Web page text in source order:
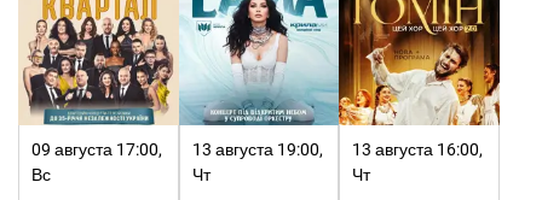
09 августа 17:00,
Вс
13 августа 19:00,
Чт
13 августа 16:00,
Чт